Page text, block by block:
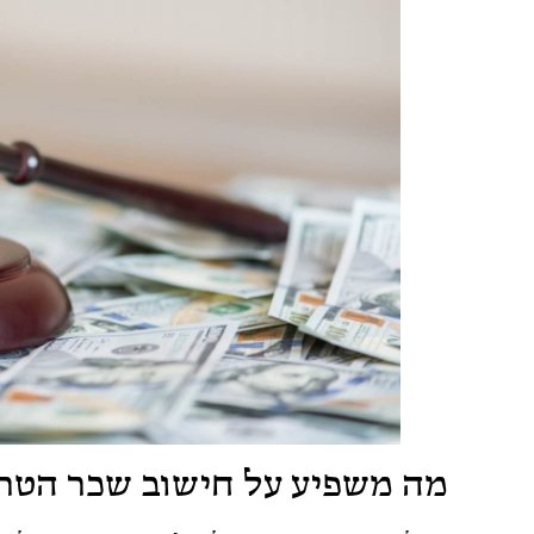
מה משפיע על חישוב שכר